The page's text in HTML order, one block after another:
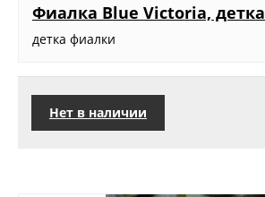
Фиалка Blue Victoria, детка
детка фиалки
Нет в наличии